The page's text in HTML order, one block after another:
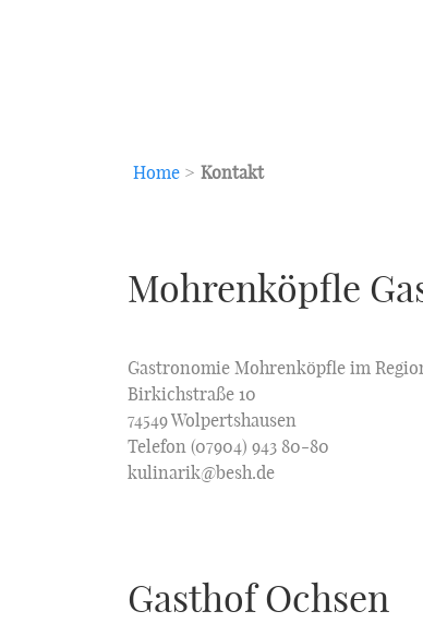
Home > Kontakt
Mohrenköpfle
Gastronomie Mohrenköpfle im
Birkichstraße 10
74549 Wolpertshausen
Telefon (07904) 943 80-80
kulinarik@besh.de
Gasthof Ochsen